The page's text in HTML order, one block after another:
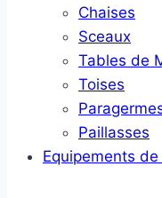
Chaises
Sceaux
Tables de
Toises
Paillasses
Equipements